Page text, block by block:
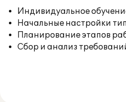
Индивидуальное
Начальные настройки
Планирование этапов
Сбор и анализ